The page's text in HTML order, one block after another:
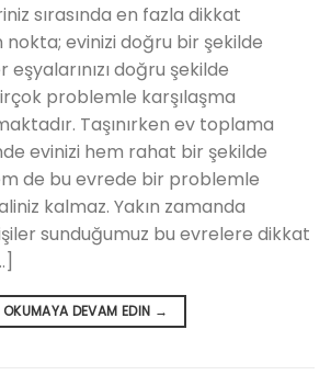
sırasında en fazla dikkat
evinizi doğru bir şekilde
doğru şekilde
problemle karşılaşma
Taşınırken ev toplama
evinizi hem rahat bir şekilde
de bu evrede bir problemle
kalmaz. Yakın zamanda
sunduğumuz bu evrelere dikkat
OKUMAYA DEVAM EDIN →